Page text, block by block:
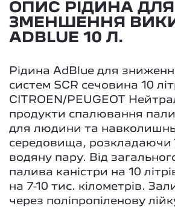
ОПИС РІДИНА ДЛЯ
ЗМЕНШЕННЯ
ADBLUE 10 Л.
Рідина AdBlue для
систем SCR сечовина 10
CITROEN/PEUGEOT
продукти спалювання
для людини та
середовища, розкладаючи
водяну пару. Від
палива каністри на 10
на 7-10 тис. кілометрів.
через поліпропіленову